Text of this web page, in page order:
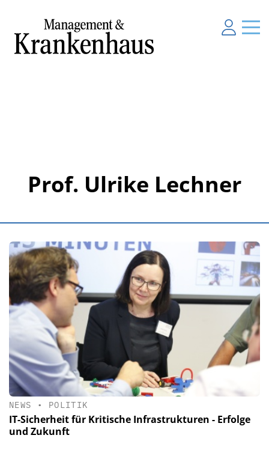
Prof. Ulrike Lechner
NEWS • POLITIK
IT-Sicherheit für Kritische Infrastrukturen - Erfolge
und Zukunft